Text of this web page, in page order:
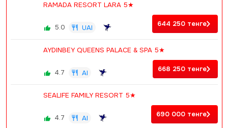
RAMADA RESORT LARA 5★
5.0 UAI 644 250 тенге
AYDINBEY QUEENS PALACE & SPA 5★
4.7 AI 668 250 тенге
SEALIFE FAMILY RESORT 5★
4.7 AI 690 000 тенге